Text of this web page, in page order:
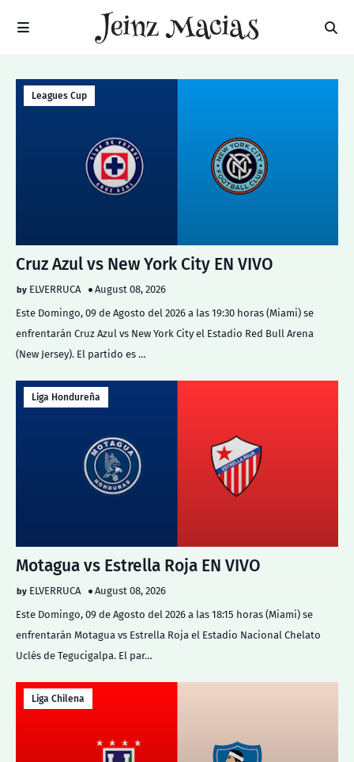
Leagues Cup
Cruz Azul vs New York City EN VIVO
ELVERRUCA
August 08, 2026
Este Domingo, 09 de Agosto del 2026 a las 19:30 horas (Miami) se
enfrentarán Cruz Azul vs New York City el Estadio Red Bull Arena
(New Jersey). El partido es …
Liga Hondureña
Motagua vs Estrella Roja EN VIVO
ELVERRUCA
August 08, 2026
Este Domingo, 09 de Agosto del 2026 a las 18:15 horas (Miami) se
enfrentarán Motagua vs Estrella Roja el Estadio Nacional Chelato
Uclés de Tegucigalpa. El par…
Liga Chilena